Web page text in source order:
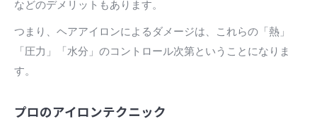
などのデメリットもあります。
つまり、ヘアアイロンによるダメージは、これらの「熱」
「圧力」「水分」のコントロール次第ということになりま
す。
プロのアイロンテクニック